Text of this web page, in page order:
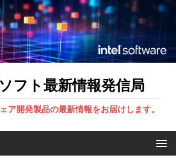
フト最新情報発信局
ア開発製品の最新情報をお届けします。